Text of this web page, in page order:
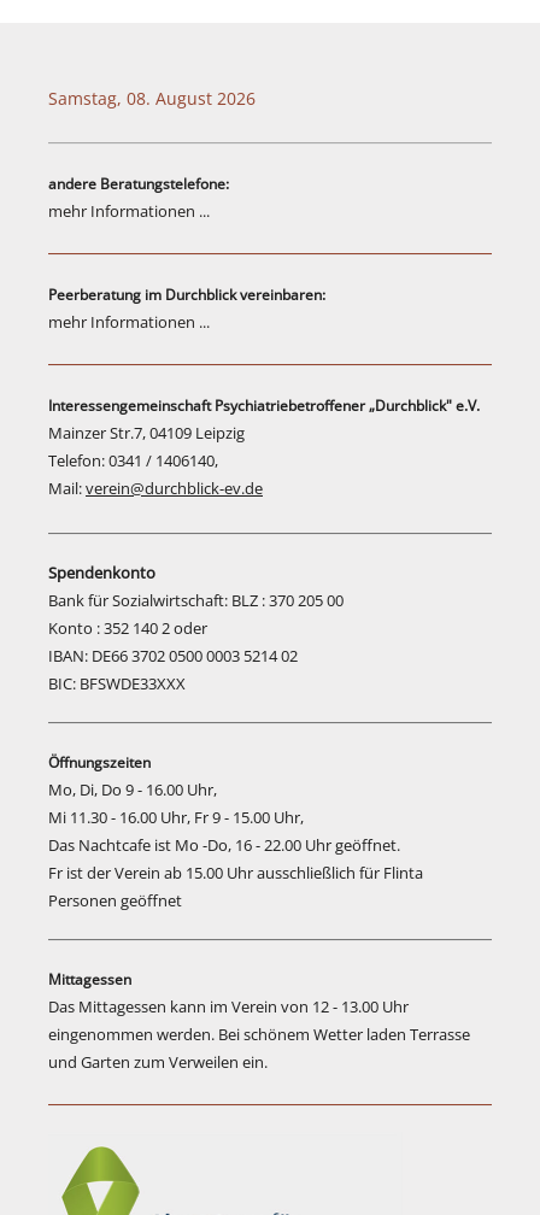
Samstag, 08. August 2026
andere Beratungstelefone:
mehr Informationen ...
Peerberatung im Durchblick vereinbaren:
mehr Informationen ...
Interessengemeinschaft Psychiatriebetroffener „Durchblick" e.V.
Mainzer Str.7, 04109 Leipzig
Telefon: 0341 / 1406140,
Mail:verein@durchblick-ev.de
Spendenkonto
Bank für Sozialwirtschaft: BLZ : 370 205 00
Konto : 352 140 2 oder
IBAN: DE66 3702 0500 0003 5214 02
BIC: BFSWDE33XXX
Öffnungszeiten
Mo, Di, Do 9 - 16.00 Uhr,
Mi 11.30 - 16.00 Uhr, Fr 9 - 15.00 Uhr,
Das Nachtcafe ist Mo -Do, 16 - 22.00 Uhr geöffnet.
Fr ist der Verein ab 15.00 Uhr ausschließlich für Flinta
Personen geöffnet
Mittagessen
Das Mittagessen kann im Verein von 12 - 13.00 Uhr
eingenommen werden. Bei schönem Wetter laden Terrasse
und Garten zum Verweilen ein.